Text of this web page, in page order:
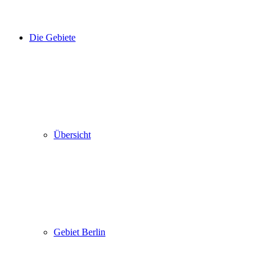
Die Gebiete
Übersicht
Gebiet Berlin